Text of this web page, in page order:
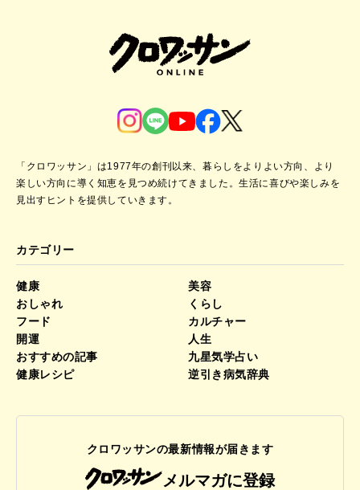
「クロワッサン」は1977年の創刊以来、暮らしをよりよい方向、より
楽しい方向に導く知恵を見つめ続けてきました。生活に喜びや楽しみを
見出すヒントを提供していきます。
カテゴリー
健康
美容
おしゃれ
くらし
フード
カルチャー
開運
人生
おすすめの記事
九星気学占い
健康レシピ
逆引き病気辞典
クロワッサンの最新情報が届きます
メルマガに登録